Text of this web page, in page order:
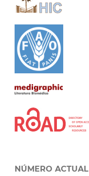
NÚMERO ACTUAL